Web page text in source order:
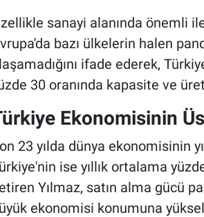
sanayi alanında önemli
bazı ülkelerin halen
ifade ederek,
30 oranında kapasite ve
Ekonomisinin
23 yılda dünya ekonomisinin
ise yıllık ortalama
Yılmaz, satın alma gücü
ekonomisi konumuna